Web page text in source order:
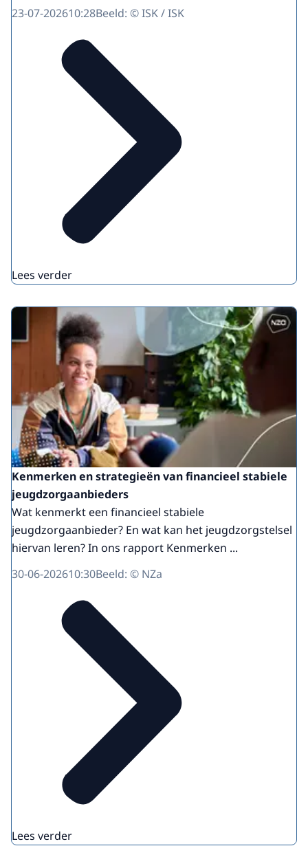
23-07-202610:28Beeld: © ISK / ISK
Lees verder
Kenmerken en strategieën van financieel stabiele
jeugdzorgaanbieders
Wat kenmerkt een financieel stabiele
jeugdzorgaanbieder? En wat kan het jeugdzorgstelsel
hiervan leren? In ons rapport Kenmerken ...
30-06-202610:30Beeld: © NZa
Lees verder